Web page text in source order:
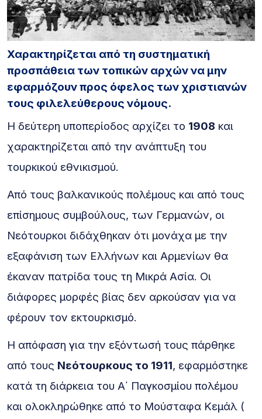
Χαρακτηρίζεται από τη συστηματική
προσπάθεια των τοπικών αρχών να μην
εφαρμόζουν προς όφελος των χριστιανών
τους φιλελεύθερους νόμους.
H δεύτερη υποπερίοδος αρχίζει το 1908 και
χαρακτηρίζεται από την ανάπτυξη του
τουρκικού εθνικισμού.
Από τους βαλκανικούς πολέμους και από τους
επίσημους συμβούλους, των Γερμανών, οι
Νεότουρκοι διδάχθηκαν ότι μονάχα με την
εξαφάνιση των Ελλήνων και Αρμενίων θα
έκαναν πατρίδα τους τη Μικρά Ασία. Οι
διάφορες μορφές βίας δεν αρκούσαν για να
φέρουν τον εκτουρκισμό.
Η απόφαση για την εξόντωσή τους πάρθηκε
από τους Νεότουρκους το 1911, εφαρμόστηκε
κατά τη διάρκεια του Α΄ Παγκοσμίου πολέμου
και ολοκληρώθηκε από το Μούσταφα Κεμάλ (